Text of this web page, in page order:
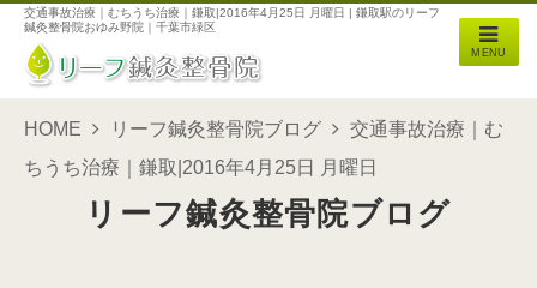
交通事故治療｜むちうち治療｜鎌取|2016年4月25日 月曜日 | 鎌取駅のリーフ
鍼灸整骨院おゆみ野院｜千葉市緑区
MENU
HOME リーフ鍼灸整骨院ブログ
交通事故治療｜む
ちうち治療｜鎌取|2016年4月25日 月曜日
リーフ鍼灸整骨院ブログ